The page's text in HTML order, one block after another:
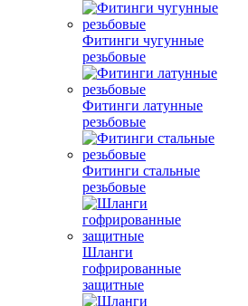
Фитинги чугунные
резьбовые
Фитинги латунные
резьбовые
Фитинги стальные
резьбовые
Шланги
гофрированные
защитные